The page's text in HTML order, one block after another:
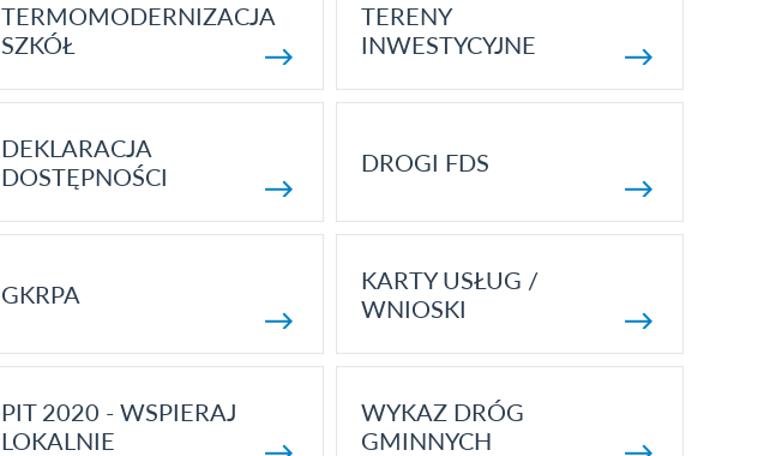
TERMOMODERNIZACJA
SZKÓŁ
TERENY
INWESTYCYJNE
DEKLARACJA
DOSTĘPNOŚCI
DROGI FDS
GKRPA
KARTY USŁUG /
WNIOSKI
PIT 2020 - WSPIERAJ
LOKALNIE
WYKAZ DRÓG
GMINNYCH